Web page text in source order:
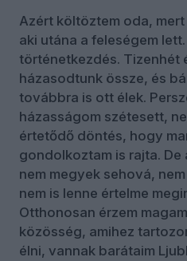
Azért költöztem oda,
aki utána a feleségem
történetkezdés. Tizenhét
házasodtunk össze, és
továbbra is ott élek.
házasságom szétesett,
értetődő döntés, hogy
gondolkoztam is rajta.
nem megyek sehová,
nem is lenne értelme
Otthonosan érzem
közösség, amihez
élni, vannak barátaim